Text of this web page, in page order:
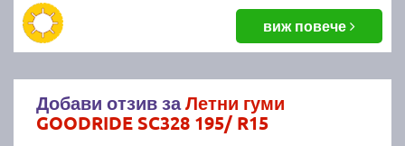
виж повече
Добави отзив заЛетни гуми
GOODRIDE SC328 195/ R15